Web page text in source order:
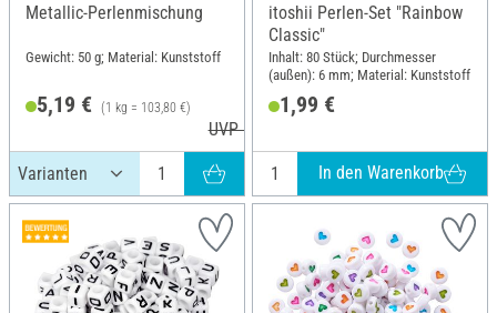
Metallic-Perlenmischung
Gewicht: 50 g; Material: Kunststoff
5,19 € (1 kg = 103,80 €)
UVP 6,95 €
itoshii Perlen-Set "Rainbow
Classic"
Inhalt: 80 Stück; Durchmesser
(außen): 6 mm; Material: Kunststoff
1,99 €
In den Warenkorb